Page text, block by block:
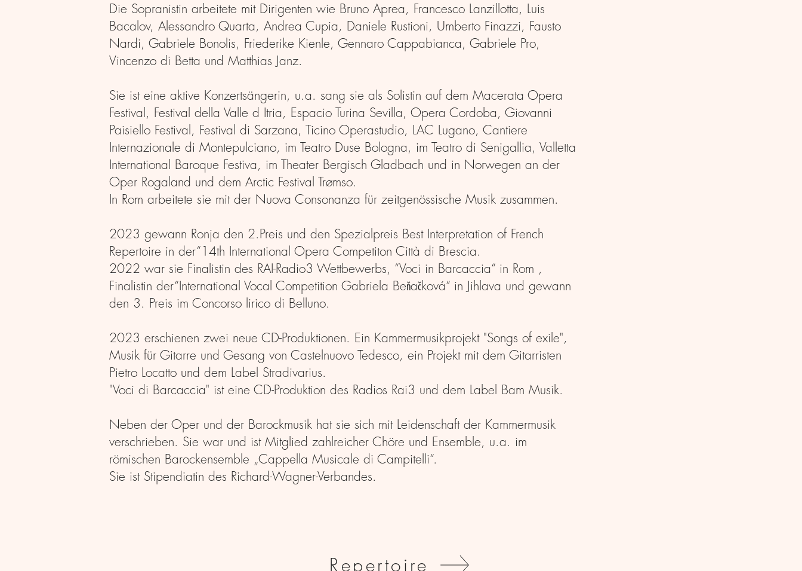
Die Sopranistin arbeitete mit Dirigenten wie Bruno Aprea, Francesco Lanzillotta, Luis
Bacalov, Alessandro Quarta, Andrea Cupia, Daniele Rustioni, Umberto Finazzi, Fausto
Nardi, Gabriele Bonolis, Friederike Kienle, Gennaro Cappabianca, Gabriele Pro,
Vincenzo di Betta und Matthias Janz.
Sie ist eine aktive Konzertsängerin, u.a. sang sie als Solistin auf dem Macerata Opera
Festival, Festival della Valle d Itria, Espacio Turina Sevilla, Opera Cordoba, Giovanni
Paisiello Festival, Festival di Sarzana, Ticino Operastudio, LAC Lugano, Cantiere
Internazionale di Montepulciano, im Teatro Duse Bologna, im Teatro di Senigallia, Valletta
International Baroque Festiva, im Theater Bergisch Gladbach und in Norwegen an der
Oper Rogaland und dem Arctic Festival Trømso.
In Rom arbeitete sie mit der Nuova Consonanza für zeitgenössische Musik zusammen.
2023 gewann Ronja den 2.Preis und den Spezialpreis Best Interpretation of French
Repertoire in der“14th International Opera Competiton Città di Brescia.
2022 war sie Finalistin des RAI-Radio3 Wettbewerbs, “Voci in Barcaccia“ in Rom ,
Finalistin der“International Vocal Competition Gabriela Beňačková“ in Jihlava und gewann
den 3. Preis im Concorso lirico di Belluno.
2023 erschienen zwei neue CD-Produktionen. Ein Kammermusikprojekt "Songs of exile",
Musik für Gitarre und Gesang von Castelnuovo Tedesco, ein Projekt mit dem Gitarristen
Pietro Locatto und dem Label Stradivarius.
"Voci di Barcaccia" ist eine CD-Produktion des Radios Rai3 und dem Label Bam Musik.
​Neben der Oper und der Barockmusik hat sie sich mit Leidenschaft der Kammermusik
verschrieben. Sie war und ist Mitglied zahlreicher Chöre und Ensemble, u.a. im
römischen Barockensemble „Cappella Musicale di Campitelli“.
Sie ist Stipendiatin des Richard-Wagner-Verbandes.
Repertoire